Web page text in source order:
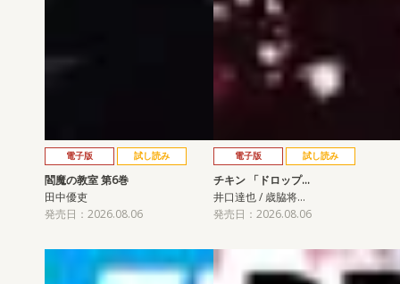
電子版 試し読み
閻魔の教室 第6巻
田中優吏
発売日：2026.08.06
電子版 試し読み
チキン 「ドロップ…
井口達也 / 歳脇将…
発売日：2026.08.06